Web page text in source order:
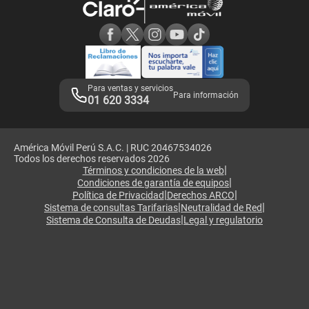
Adquirientes iPhone 6, 6S y SE
Mensaje de Seguridad
Términos y Condiciones de Tienda Claro
Libro de Reclamaciones
Legales de marketplace
Para ventas y servicios
01 620 3334 Para información
América Móvil Perú S.A.C. | RUC 20467534026
Todos los derechos reservados 2026
Términos y condiciones de la web|
Condiciones de garantía de equipos|
Política de Privacidad|Derechos ARCO|
Sistema de consultas Tarifarias|Neutralidad de Red|
Sistema de Consulta de Deudas|Legal y regulatorio